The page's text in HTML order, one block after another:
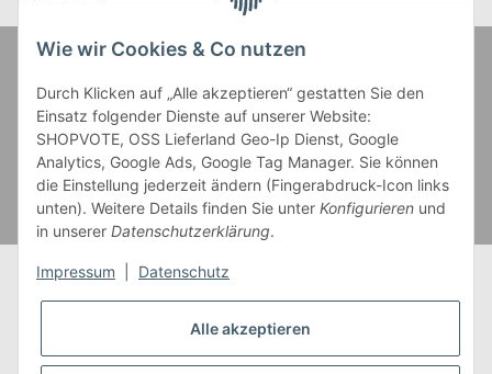
* Alle Preise inkl. gesetzlicher USt., zzgl.Versand
Wie wir Cookies & Co nutzen
Durch Klicken auf „Alle akzeptieren“ gestatten Sie den
Einsatz folgender Dienste auf unserer Website:
SHOPVOTE, OSS Lieferland Geo-Ip Dienst, Google
Analytics, Google Ads, Google Tag Manager. Sie können
die Einstellung jederzeit ändern (Fingerabdruck-Icon links
unten). Weitere Details finden Sie unter Konfigurieren und
in unserer Datenschutzerklärung.
Impressum Datenschutz
Alle akzeptieren